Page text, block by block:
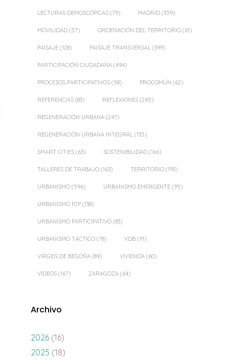
LECTURAS DEMOSCÓPICAS (79) MADRID (359)
MOVILIDAD (57) ORDENACIÓN DEL TERRITORIO (61)
PAISAJE (128) PAISAJE TRANSVERSAL (399)
PARTICIPACIÓN CIUDADANA (494)
PROCESOS PARTICIPATIVOS (58) PROCOMÚN (62)
REFERENCIAS (83) REFLEXIONES (245)
REGENERACIÓN URBANA (247)
REGENERACIÓN URBANA INTEGRAL (135)
SMART CITIES (63) SOSTENIBILIDAD (166)
TALLERES DE TRABAJO (163) TERRITORIO (193)
URBANISMO (596) URBANISMO EMERGENTE (95)
URBANISMO P2P (138)
URBANISMO PARTICIPATIVO (83)
URBANISMO TÁCTICO (78) VDB (91)
VIRGEN DE BEGOÑA (89) VIVIENDA (60)
VÍDEOS (167) ZARAGOZA (64)
Archivo
2026 (16)
2025 (18)